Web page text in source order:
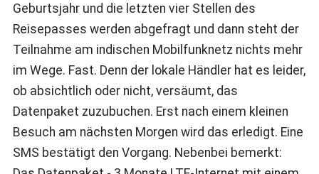
Geburtsjahr und die letzten vier Stellen des
Reisepasses werden abgefragt und dann steht der
Teilnahme am indischen Mobilfunknetz nichts mehr
im Wege. Fast. Denn der lokale Händler hat es leider,
ob absichtlich oder nicht, versäumt, das
Datenpaket zuzubuchen. Erst nach einem kleinen
Besuch am nächsten Morgen wird das erledigt. Eine
SMS bestätigt den Vorgang. Nebenbei bemerkt: